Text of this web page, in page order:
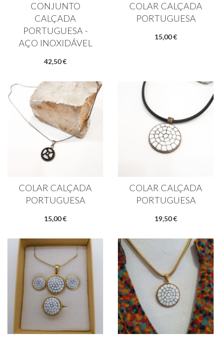
CONJUNTO
CALÇADA
PORTUGUESA -
AÇO INOXIDÁVEL
42,50 €
COLAR CALÇADA
PORTUGUESA
15,00 €
COLAR CALÇADA
PORTUGUESA
15,00 €
COLAR CALÇADA
PORTUGUESA
19,50 €